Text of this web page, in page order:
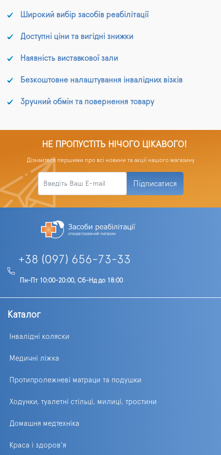
Широкий вибір засобів реабілітації
Доступні ціни та вигідні знижки
Наявність виставкової зали
Безкоштовне налаштування інвалідних візків
Зручний обмін та повернення товару
НЕ ПРОПУСТІТЬ НІЧОГО ЦІКАВОГО!
Дізнайтеся першими про всі новини та акції нашого магазину
Підписатися
+38 (097) 656-73-33
Пн-Пт 10:00-20:00, Сб-Нд до 18:00
Каталог
Інвалідні коляски
Медичні ліжка
Протипролежневі матраци та подушки
Ходунки, туалетні стільці, милиці, тростини
Домашня медтехніка
Краса і здоров'я